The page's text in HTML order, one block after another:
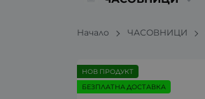
Начало ЧАСОВНИЦИ
НОВ ПРОДУКТ
БЕЗПЛАТНА ДОСТАВКА